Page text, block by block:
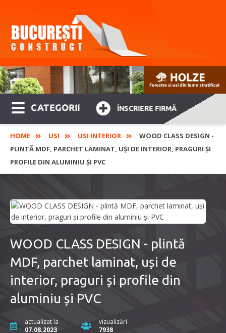
CATEGORII ÎNSCRIERE FIRMĂ
HOME USI USI INTERIOR
WOOD CLASS DESIGN -
PLINTĂ MDF, PARCHET LAMINAT, UȘI DE INTERIOR, PRAGURI ȘI
PROFILE DIN ALUMINIU ȘI PVC
WOOD CLASS DESIGN - plintă
MDF, parchet laminat, uși de
interior, praguri și profile din
aluminiu și PVC
actualizat la
07.08.2023
vizualizări
7938